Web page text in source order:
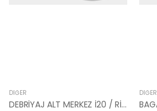
DIĞER
DEBRİYAJ ALT MERKEZ İ20 / RİO 2015- 41710-02200-KORE
DIĞER